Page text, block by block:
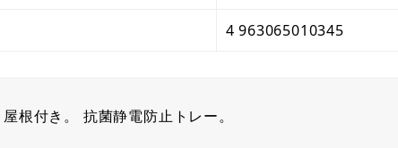
4 963065010345
根付き。 抗菌静電防止トレー。